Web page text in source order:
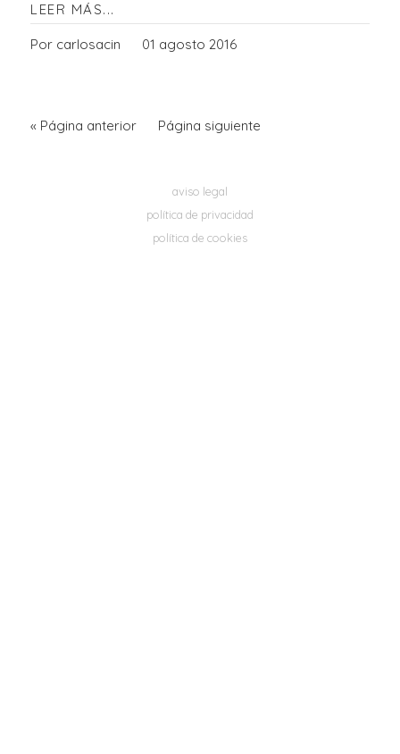
LEER MÁS...
Por carlosacin 01 agosto 2016
« Página anterior Página siguiente
aviso legal
política de privacidad
política de cookies